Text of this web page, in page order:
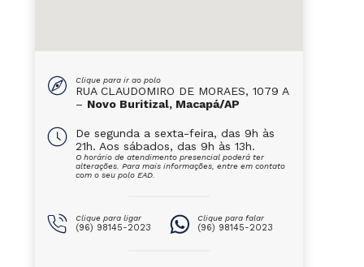
Clique para ir ao polo
RUA CLAUDOMIRO DE MORAES, 1079 A
– Novo Buritizal, Macapá/AP
De segunda a sexta-feira, das 9h às
21h. Aos sábados, das 9h às 13h.
O horário de atendimento presencial poderá ter
alterações. Para mais informações, entre em contato
com o seu polo EAD.
Clique para ligar
(96) 98145-2023
Clique para falar
(96) 98145-2023